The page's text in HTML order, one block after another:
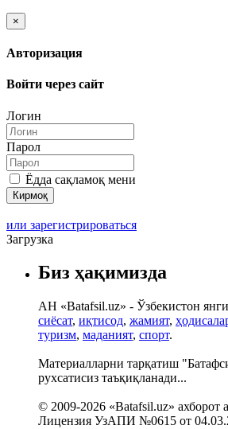
×
Авторизация
Войти через сайт
Логин
Парол
Ёдда сақламоқ мени
или зарегистрироваться
Загрузка
Биз ҳақимизда
АН «Batafsil.uz» - Ўзбекистон
сиёсат, иқтисод, жамият,
туризм, маданият, спорт.
Материалларни тарқатиш
рухсатисиз таъқиқланади...
© 2009-2026 «Batafsil.uz» ахборот
Лицензия УзАПИ №0615 от